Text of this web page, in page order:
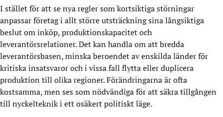
I stället för att se nya regler som kortsiktiga störningar
anpassar företag i allt större utsträckning sina långsiktiga
beslut om inköp, produktionskapacitet och
leverantörsrelationer. Det kan handla om att bredda
leverantörsbasen, minska beroendet av enskilda länder för
kritiska insatsvaror och i vissa fall flytta eller duplicera
produktion till olika regioner. Förändringarna är ofta
kostsamma, men ses som nödvändiga för att säkra tillgången
till nyckelteknik i ett osäkert politiskt läge.